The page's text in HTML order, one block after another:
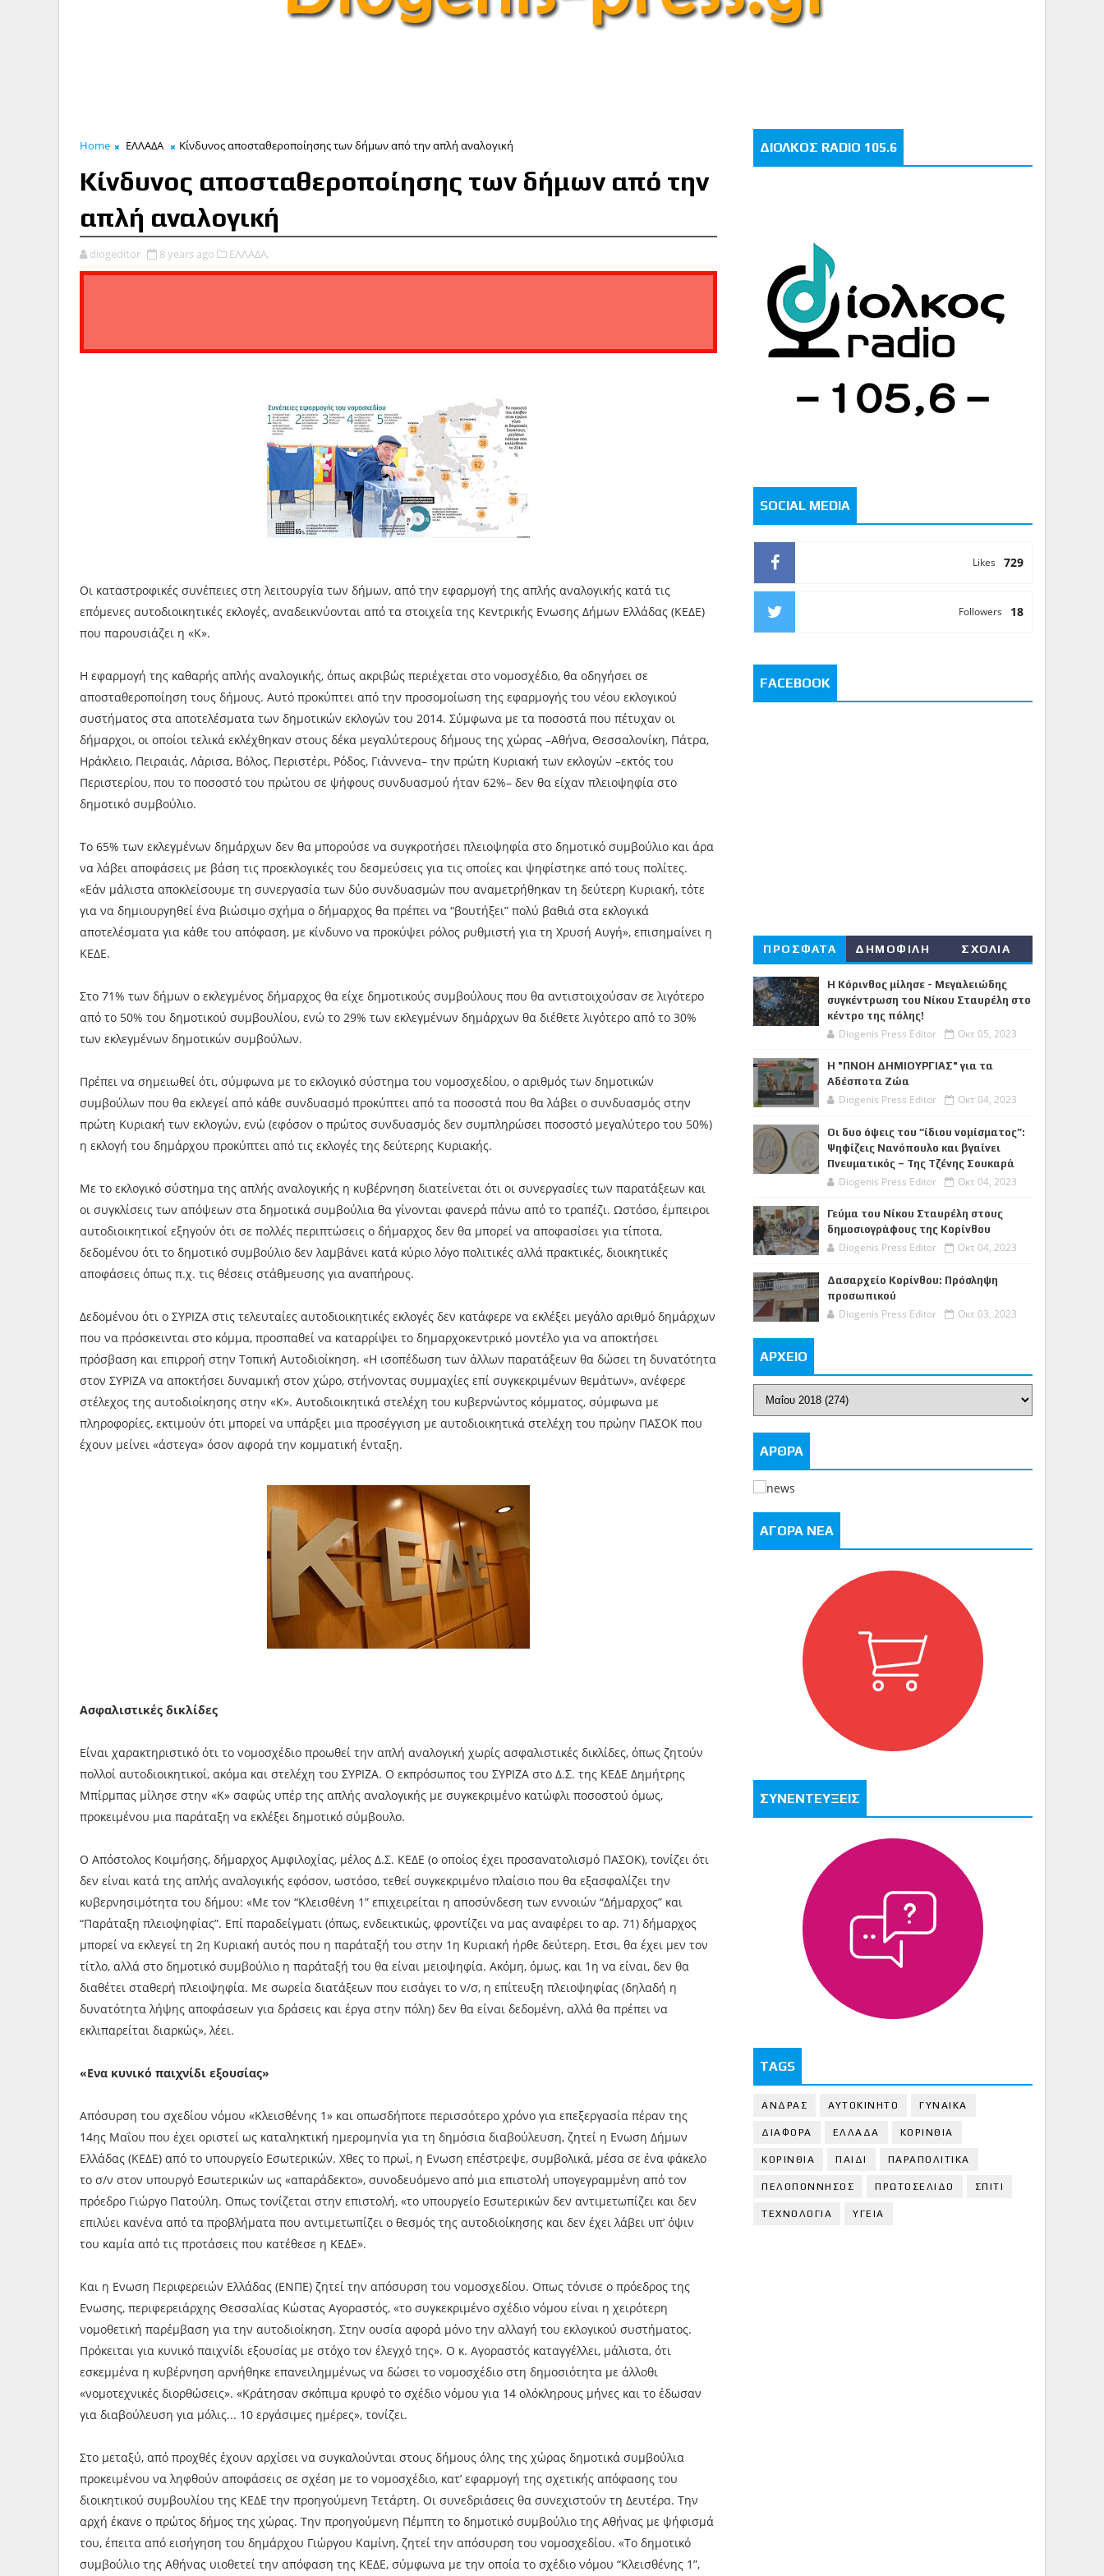
Home ΕΛΛΑΔΑ Κίνδυνος αποσταθεροποίησης των δήμων από την απλή αναλογική
Κίνδυνος αποσταθεροποίησης των δήμων από την
απλή αναλογική
diogeditor 8 years ago ΕΛΛΑΔΑ,
Οι καταστροφικές συνέπειες στη λειτουργία των δήμων, από την εφαρμογή της απλής αναλογικής κατά τις
επόμενες αυτοδιοικητικές εκλογές, αναδεικνύονται από τα στοιχεία της Κεντρικής Ενωσης Δήμων Ελλάδας (ΚΕΔΕ)
που παρουσιάζει η «Κ».
Η εφαρμογή της καθαρής απλής αναλογικής, όπως ακριβώς περιέχεται στο νομοσχέδιο, θα οδηγήσει σε
αποσταθεροποίηση τους δήμους. Αυτό προκύπτει από την προσομοίωση της εφαρμογής του νέου εκλογικού
συστήματος στα αποτελέσματα των δημοτικών εκλογών του 2014. Σύμφωνα με τα ποσοστά που πέτυχαν οι
δήμαρχοι, οι οποίοι τελικά εκλέχθηκαν στους δέκα μεγαλύτερους δήμους της χώρας –Αθήνα, Θεσσαλονίκη, Πάτρα,
Ηράκλειο, Πειραιάς, Λάρισα, Βόλος, Περιστέρι, Ρόδος, Γιάννενα– την πρώτη Κυριακή των εκλογών –εκτός του
Περιστερίου, που το ποσοστό του πρώτου σε ψήφους συνδυασμού ήταν 62%– δεν θα είχαν πλειοψηφία στο
δημοτικό συμβούλιο.
Το 65% των εκλεγμένων δημάρχων δεν θα μπορούσε να συγκροτήσει πλειοψηφία στο δημοτικό συμβούλιο και άρα
να λάβει αποφάσεις με βάση τις προεκλογικές του δεσμεύσεις για τις οποίες και ψηφίστηκε από τους πολίτες.
«Εάν μάλιστα αποκλείσουμε τη συνεργασία των δύο συνδυασμών που αναμετρήθηκαν τη δεύτερη Κυριακή, τότε
για να δημιουργηθεί ένα βιώσιμο σχήμα ο δήμαρχος θα πρέπει να “βουτήξει” πολύ βαθιά στα εκλογικά
αποτελέσματα για κάθε του απόφαση, με κίνδυνο να προκύψει ρόλος ρυθμιστή για τη Χρυσή Αυγή», επισημαίνει η
ΚΕΔΕ.
Στο 71% των δήμων ο εκλεγμένος δήμαρχος θα είχε δημοτικούς συμβούλους που θα αντιστοιχούσαν σε λιγότερο
από το 50% του δημοτικού συμβουλίου, ενώ το 29% των εκλεγμένων δημάρχων θα διέθετε λιγότερο από το 30%
των εκλεγμένων δημοτικών συμβούλων.
Πρέπει να σημειωθεί ότι, σύμφωνα με το εκλογικό σύστημα του νομοσχεδίου, ο αριθμός των δημοτικών
συμβούλων που θα εκλεγεί από κάθε συνδυασμό προκύπτει από τα ποσοστά που θα λάβει ο συνδυασμός στην
πρώτη Κυριακή των εκλογών, ενώ (εφόσον ο πρώτος συνδυασμός δεν συμπληρώσει ποσοστό μεγαλύτερο του 50%)
η εκλογή του δημάρχου προκύπτει από τις εκλογές της δεύτερης Κυριακής.
Με το εκλογικό σύστημα της απλής αναλογικής η κυβέρνηση διατείνεται ότι οι συνεργασίες των παρατάξεων και
οι συγκλίσεις των απόψεων στα δημοτικά συμβούλια θα γίνονται φανερά πάνω από το τραπέζι. Ωστόσο, έμπειροι
αυτοδιοικητικοί εξηγούν ότι σε πολλές περιπτώσεις ο δήμαρχος δεν θα μπορεί να αποφασίσει για τίποτα,
δεδομένου ότι το δημοτικό συμβούλιο δεν λαμβάνει κατά κύριο λόγο πολιτικές αλλά πρακτικές, διοικητικές
αποφάσεις όπως π.χ. τις θέσεις στάθμευσης για αναπήρους.
Δεδομένου ότι ο ΣΥΡΙΖΑ στις τελευταίες αυτοδιοικητικές εκλογές δεν κατάφερε να εκλέξει μεγάλο αριθμό δημάρχων
που να πρόσκεινται στο κόμμα, προσπαθεί να καταρρίψει το δημαρχοκεντρικό μοντέλο για να αποκτήσει
πρόσβαση και επιρροή στην Τοπική Αυτοδιοίκηση. «Η ισοπέδωση των άλλων παρατάξεων θα δώσει τη δυνατότητα
στον ΣΥΡΙΖΑ να αποκτήσει δυναμική στον χώρο, στήνοντας συμμαχίες επί συγκεκριμένων θεμάτων», ανέφερε
στέλεχος της αυτοδιοίκησης στην «Κ». Αυτοδιοικητικά στελέχη του κυβερνώντος κόμματος, σύμφωνα με
πληροφορίες, εκτιμούν ότι μπορεί να υπάρξει μια προσέγγιση με αυτοδιοικητικά στελέχη του πρώην ΠΑΣΟΚ που
έχουν μείνει «άστεγα» όσον αφορά την κομματική ένταξη.
Ασφαλιστικές δικλίδες
Είναι χαρακτηριστικό ότι το νομοσχέδιο προωθεί την απλή αναλογική χωρίς ασφαλιστικές δικλίδες, όπως ζητούν
πολλοί αυτοδιοικητικοί, ακόμα και στελέχη του ΣΥΡΙΖΑ. Ο εκπρόσωπος του ΣΥΡΙΖΑ στο Δ.Σ. της ΚΕΔΕ Δημήτρης
Μπίρμπας μίλησε στην «Κ» σαφώς υπέρ της απλής αναλογικής με συγκεκριμένο κατώφλι ποσοστού όμως,
προκειμένου μια παράταξη να εκλέξει δημοτικό σύμβουλο.
Ο Απόστολος Κοιμήσης, δήμαρχος Αμφιλοχίας, μέλος Δ.Σ. ΚΕΔΕ (ο οποίος έχει προσανατολισμό ΠΑΣΟΚ), τονίζει ότι
δεν είναι κατά της απλής αναλογικής εφόσον, ωστόσο, τεθεί συγκεκριμένο πλαίσιο που θα εξασφαλίζει την
κυβερνησιμότητα του δήμου: «Με τον “Κλεισθένη 1” επιχειρείται η αποσύνδεση των εννοιών “Δήμαρχος” και
“Παράταξη πλειοψηφίας”. Επί παραδείγματι (όπως, ενδεικτικώς, φροντίζει να μας αναφέρει το αρ. 71) δήμαρχος
μπορεί να εκλεγεί τη 2η Κυριακή αυτός που η παράταξή του στην 1η Κυριακή ήρθε δεύτερη. Ετσι, θα έχει μεν τον
τίτλο, αλλά στο δημοτικό συμβούλιο η παράταξή του θα είναι μειοψηφία. Ακόμη, όμως, και 1η να είναι, δεν θα
διαθέτει σταθερή πλειοψηφία. Με σωρεία διατάξεων που εισάγει το ν/σ, η επίτευξη πλειοψηφίας (δηλαδή η
δυνατότητα λήψης αποφάσεων για δράσεις και έργα στην πόλη) δεν θα είναι δεδομένη, αλλά θα πρέπει να
εκλιπαρείται διαρκώς», λέει.
«Ενα κυνικό παιχνίδι εξουσίας»
Απόσυρση του σχεδίου νόμου «Κλεισθένης 1» και οπωσδήποτε περισσότερο χρόνο για επεξεργασία πέραν της
14ης Μαΐου που έχει οριστεί ως καταληκτική ημερομηνία για τη δημόσια διαβούλευση, ζητεί η Ενωση Δήμων
Ελλάδας (ΚΕΔΕ) από το υπουργείο Εσωτερικών. Χθες το πρωί, η Ενωση επέστρεψε, συμβολικά, μέσα σε ένα φάκελο
το σ/ν στον υπουργό Εσωτερικών ως «απαράδεκτο», συνοδευόμενο από μια επιστολή υπογεγραμμένη από τον
πρόεδρο Γιώργο Πατούλη. Οπως τονίζεται στην επιστολή, «το υπουργείο Εσωτερικών δεν αντιμετωπίζει και δεν
επιλύει κανένα από τα προβλήματα που αντιμετωπίζει ο θεσμός της αυτοδιοίκησης και δεν έχει λάβει υπ’ όψιν
του καμία από τις προτάσεις που κατέθεσε η ΚΕΔΕ».
Και η Ενωση Περιφερειών Ελλάδας (ΕΝΠΕ) ζητεί την απόσυρση του νομοσχεδίου. Οπως τόνισε ο πρόεδρος της
Ενωσης, περιφερειάρχης Θεσσαλίας Κώστας Αγοραστός, «το συγκεκριμένο σχέδιο νόμου είναι η χειρότερη
νομοθετική παρέμβαση για την αυτοδιοίκηση. Στην ουσία αφορά μόνο την αλλαγή του εκλογικού συστήματος.
Πρόκειται για κυνικό παιχνίδι εξουσίας με στόχο τον έλεγχό της». Ο κ. Αγοραστός καταγγέλλει, μάλιστα, ότι
εσκεμμένα η κυβέρνηση αρνήθηκε επανειλημμένως να δώσει το νομοσχέδιο στη δημοσιότητα με άλλοθι
«νομοτεχνικές διορθώσεις». «Κράτησαν σκόπιμα κρυφό το σχέδιο νόμου για 14 ολόκληρους μήνες και το έδωσαν
για διαβούλευση για μόλις... 10 εργάσιμες ημέρες», τονίζει.
Στο μεταξύ, από προχθές έχουν αρχίσει να συγκαλούνται στους δήμους όλης της χώρας δημοτικά συμβούλια
προκειμένου να ληφθούν αποφάσεις σε σχέση με το νομοσχέδιο, κατ’ εφαρμογή της σχετικής απόφασης του
διοικητικού συμβουλίου της ΚΕΔΕ την προηγούμενη Τετάρτη. Οι συνεδριάσεις θα συνεχιστούν τη Δευτέρα. Την
αρχή έκανε ο πρώτος δήμος της χώρας. Την προηγούμενη Πέμπτη το δημοτικό συμβούλιο της Αθήνας με ψήφισμά
του, έπειτα από εισήγηση του δημάρχου Γιώργου Καμίνη, ζητεί την απόσυρση του νομοσχεδίου. «Το δημοτικό
συμβούλιο της Αθήνας υιοθετεί την απόφαση της ΚΕΔΕ, σύμφωνα με την οποία το σχέδιο νόμου “Κλεισθένης 1”,
ΔΙΟΛΚΟΣ RADIO 105.6
SOCIAL MEDIA
729
Likes
18
Followers
FACEBOOK
ΠΡΟΣΦΑΤΑ ΔΗΜΟΦΙΛΗ ΣΧΟΛΙΑ
Η Κόρινθος μίλησε - Μεγαλειώδης
συγκέντρωση του Νίκου Σταυρέλη στο
κέντρο της πόλης!
Diogenis Press Editor Οκτ 05, 2023
Η "ΠΝΟΗ ΔΗΜΙΟΥΡΓΙΑΣ" για τα
Αδέσποτα Ζώα
Diogenis Press Editor Οκτ 04, 2023
Οι δυο όψεις του “ίδιου νομίσματος”:
Ψηφίζεις Νανόπουλο και βγαίνει
Πνευματικός – Της Τζένης Σουκαρά
Diogenis Press Editor Οκτ 04, 2023
Γεύμα του Νίκου Σταυρέλη στους
δημοσιογράφους της Κορίνθου
Diogenis Press Editor Οκτ 04, 2023
Δασαρχείο Κορίνθου: Πρόσληψη
προσωπικού
Diogenis Press Editor Οκτ 03, 2023
ΑΡΧΕΙΟ
ΑΡΘΡΑ
ΑΓΟΡΑ ΝΕΑ
ΣΥΝΕΝΤΕΥΞΕΙΣ
TAGS
ΑΝΔΡΑΣ ΑΥΤΟΚΙΝΗΤΟ ΓΥΝΑΙΚΑ
ΔΙΑΦΟΡΑ ΕΛΛΑΔΑ ΚΟΡΙΝΘΙΑ
ΚΟΡΙΝΘΙA ΠΑΙΔΙ ΠΑΡΑΠΟΛΙΤΙΚΑ
ΠΕΛΟΠΟΝΝΗΣΟΣ ΠΡΩΤΟΣΕΛΙΔΟ ΣΠΙΤΙ
ΤΕΧΝΟΛΟΓΙΑ ΥΓΕΙΑ